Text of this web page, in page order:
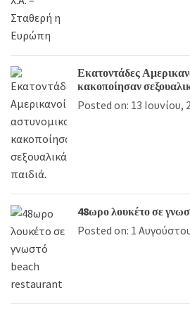
Εκατοντάδες
κακοποίησαν
Posted on: 13 Ιουνίου,
48ωρο λουκέτο σε
Posted on: 1